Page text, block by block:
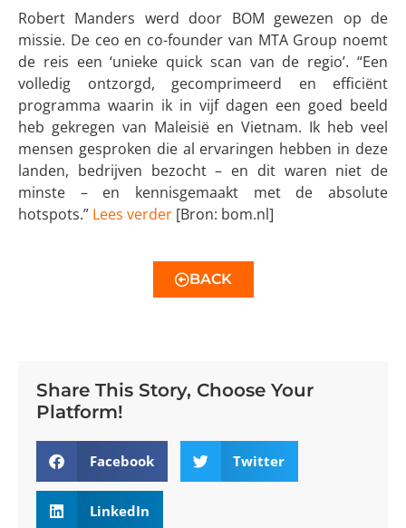
Robert Manders werd door BOM gewezen op de
missie. De ceo en co-founder van MTA Group noemt
de reis een ‘unieke quick scan van de regio’. “Een
volledig ontzorgd, gecomprimeerd en efficiënt
programma waarin ik in vijf dagen een goed beeld
heb gekregen van Maleisië en Vietnam. Ik heb veel
mensen gesproken die al ervaringen hebben in deze
landen, bedrijven bezocht – en dit waren niet de
minste – en kennisgemaakt met de absolute
hotspots.” Lees verder [Bron: bom.nl]
BACK
Share This Story, Choose Your
Platform!
Facebook Twitter
LinkedIn